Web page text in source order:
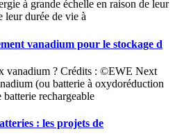
à grande échelle en raison de leur
leur durée de vie à
vanadium pour le stockage d
vanadium ? Crédits : ©EWE Next
(ou batterie à oxydoréduction
rechargeable
: les projets de